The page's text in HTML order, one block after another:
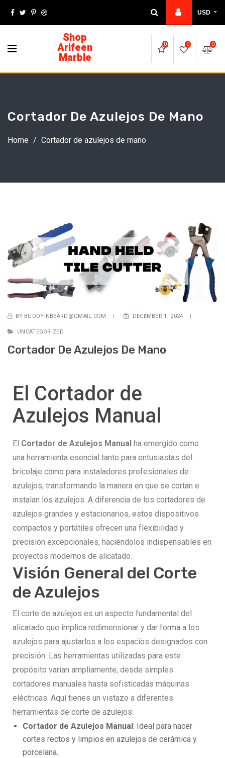
USD
Shop
Arifeen
Marble
0 0 0
Cortador De Azulejos De Mano
Home / Cortador de azulejos de mano
BY BUDDYINBEARD@GMAIL.COM DECEMBER 1, 2024
UNCATEGORIZED
Cortador De Azulejos De Mano
El Cortador de
Azulejos Manual
El Cortador de Azulejos Manual ha emergido como
una herramienta esencial tanto para entusiastas del
bricolaje como para instaladores profesionales de
azulejos, transformando la manera en que se cortan e
instalan los azulejos. A diferencia de los cortadores de
azulejos grandes y estacionarios, estos dispositivos
compactos y portátiles ofrecen una flexibilidad y
precisión excepcionales, haciéndolos indispensables en
proyectos modernos de alicatado.
Visión General del Corte
de Azulejos
El corte de azulejos es un aspecto fundamental del
alicatado que implica redimensionar y dar forma a los
azulejos para ajustarlos a los espacios designados con
precisión. Las herramientas utilizadas para este
propósito varían ampliamente, desde simples
cortadores manuales hasta sofisticadas máquinas
eléctricas. Aquí tienes un vistazo a diferentes
herramientas de corte de azulejos:
Cortador de Azulejos Manual: Ideal para hacer
cortes rectos y limpios en azulejos de cerámica y
porcelana.